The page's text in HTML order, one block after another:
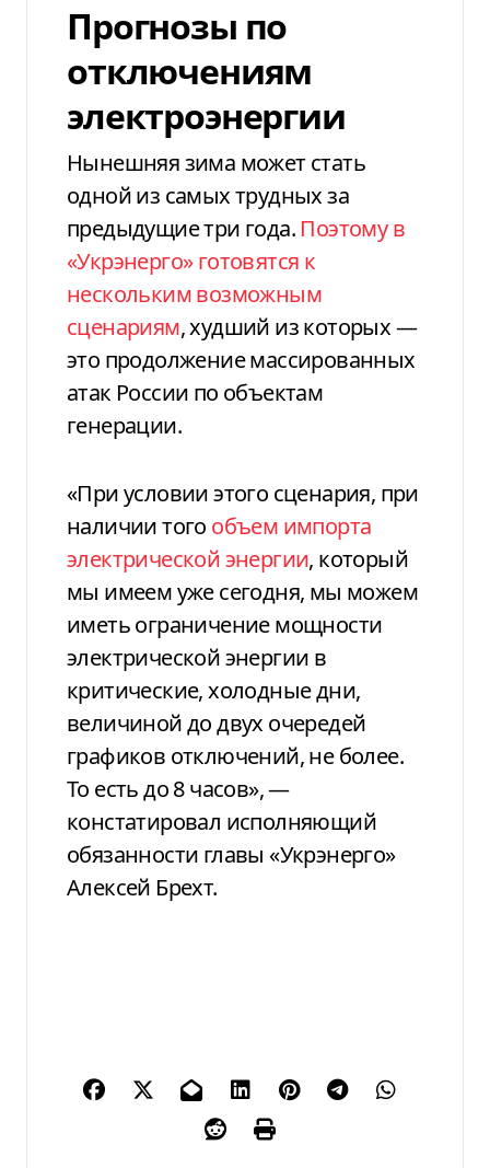
Прогнозы по
отключениям
электроэнергии
Нынешняя зима может стать
одной из самых трудных за
предыдущие три года. Поэтому в
«Укрэнерго» готовятся к
нескольким возможным
сценариям, худший из которых —
это продолжение массированных
атак России по объектам
генерации.
«При условии этого сценария, при
наличии того объем импорта
электрической энергии, который
мы имеем уже сегодня, мы можем
иметь ограничение мощности
электрической энергии в
критические, холодные дни,
величиной до двух очередей
графиков отключений, не более.
То есть до 8 часов», —
констатировал исполняющий
обязанности главы «Укрэнерго»
Алексей Брехт.